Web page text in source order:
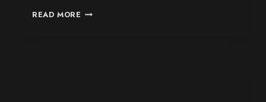
READ MORE